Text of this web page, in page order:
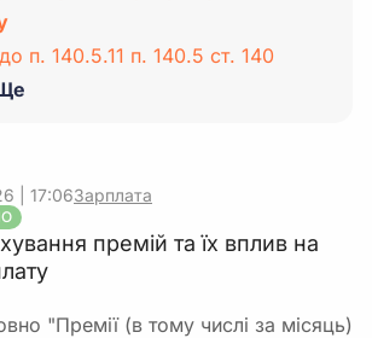
п. 140.5.11 п. 140.5 ст. 140
| 17:06Зарплата
премій та їх вплив на
"Премії (в тому числі за місяць)